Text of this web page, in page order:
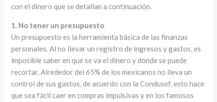
con el dinero que se detallan a continuación.
1. No tener un presupuesto
Un presupuesto es la herramienta básica de las finanzas
personales. Al no llevar un registro de ingresos y gastos, es
imposible saber en qué se va el dinero y dónde se puede
recortar. Alrededor del 65% de los mexicanos no lleva un
control de sus gastos, de acuerdo con la Condusef, esto hace
que sea fácil caer en compras impulsivas y en los famosos